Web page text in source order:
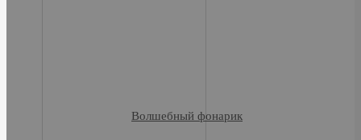
Волшебный фонарик